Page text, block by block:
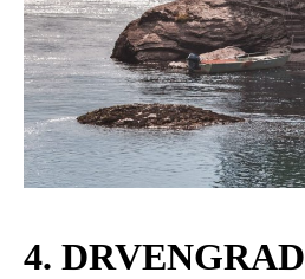
4. DRVENGRAD